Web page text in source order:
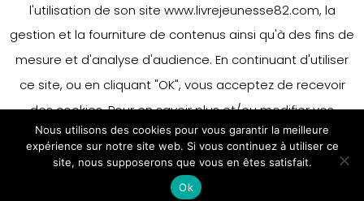
l'utilisation de son site www.livrejeunesse82.com, la
gestion et la fourniture de contenus ainsi qu'à des fins de
mesure et d'analyse d'audience. En continuant d'utiliser
ce site, ou en cliquant "OK", vous acceptez de recevoir
des cookies. Pour en savoir plus et/ou modifier vos
préférences en matière de cookies, merci de vous référer
à notre politique sur les cookies.
Accepter
En savoir plus
Nous utilisons des cookies pour vous garantir la meilleure
expérience sur notre site web. Si vous continuez à utiliser ce
site, nous supposerons que vous en êtes satisfait.
Ok